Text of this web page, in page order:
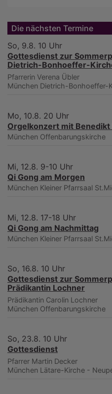
Die nächsten Termine
So, 9.8. 10 Uhr
Gottesdienst zur
Dietrich-Bonhoeffer-
Pfarrerin Verena Übler
München Dietrich-Bonhoeffer-
Mo, 10.8. 20 Uhr
Orgelkonzert mit Benedikt
München Offenbarungskirche
Mi, 12.8. 9-10 Uhr
Qi Gong am Morgen
München Kleiner Pfarrsaal
Mi, 12.8. 17-18 Uhr
Qi Gong am Nachmittag
München Kleiner Pfarrsaal
So, 16.8. 10 Uhr
Gottesdienst zur
Prädikantin Lochner
Prädikantin Carolin Lochner
München Offenbarungskirche
So, 23.8. 10 Uhr
Gottesdienst
Pfarrer Martin Decker
München Lätare-Kirche -